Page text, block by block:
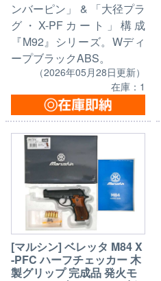
ンバーピン」 & 「大径プラ
グ・X-PFカート」構成
『M92』シリーズ。Wディ
ープブラックABS。
（2026年05月28日更新）
在庫：1
[マルシン] ベレッタ M84 X
-PFC ハーフチェッカー 木
製グリップ 完成品 発火モ